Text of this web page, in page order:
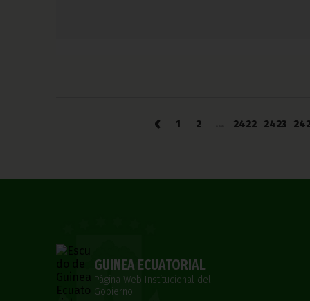
‹ 1 2 2422 2423
GUINEA ECUATORIAL
Página Web Institucional del
Gobierno